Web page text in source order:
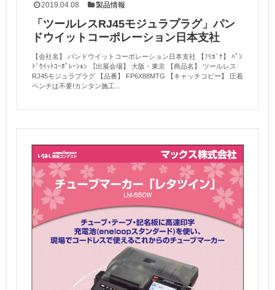
2019.04.08 製品情報
「ツールレスRJ45モジュラプラグ」パン
ドウイットコーポレーション日本支社
【会社名】 パンドウイットコーポレーション日本支社 【ﾌﾘｶﾞﾅ】 ﾊﾟﾝ
ﾄﾞｳｲｯﾄｺｰﾎﾟﾚｰｼｮﾝ 【出展会場】 大阪・東京 【商品名】 ツールレス
RJ45モジュラプラグ 【品番】 FP6X88MTG 【キャッチコピー】 圧着
ペンチは不要!カンタン施工...